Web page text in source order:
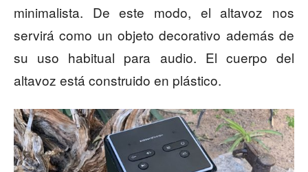
minimalista. De este modo, el altavoz nos
servirá como un objeto decorativo además de
su uso habitual para audio. El cuerpo del
altavoz está construido en plástico.